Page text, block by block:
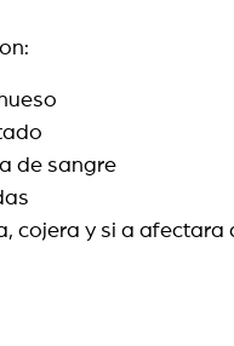
de sangre
cojera y si a